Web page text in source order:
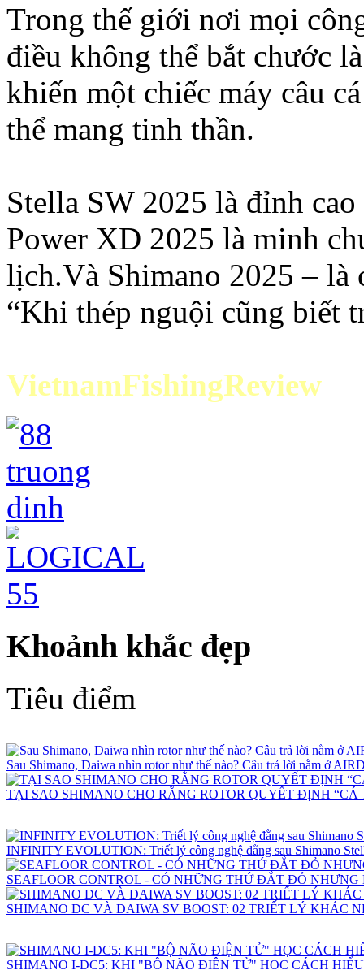
Trong thế giới nơi mọi
điều không thể bắt chước
khiến một chiếc máy câu
thể mang tinh thần.
Stella SW 2025 là đỉnh
Power XD 2025 là minh
lịch.Và Shimano 2025 –
“Khi thép nguội cũng biết
VietnamFishingReview
Khoảnh khắc đẹp
Tiêu điểm
Sau Shimano, Daiwa nhìn rotor như thế nào? Câu trả lời nằm ở
TẠI SAO SHIMANO CHO RẰNG ROTOR QUYẾT ĐỊNH “CÁ
INFINITY EVOLUTION: Triết lý công nghệ đằng sau Shimano
SEAFLOOR CONTROL - CÓ NHỮNG THỨ ĐẮT ĐỎ
SHIMANO DC VÀ DAIWA SV BOOST: 02 TRIẾT LÝ KHÁC
SHIMANO I-DC5: KHI "BỘ NÃO ĐIỆN TỬ" HỌC CÁCH